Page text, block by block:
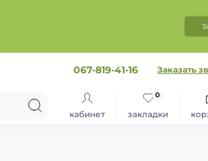
067-819-41-16 Заказать
кабинет закладки
0